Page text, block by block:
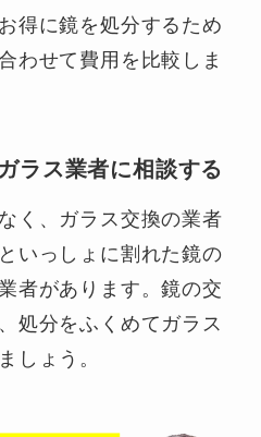
得に鏡を処分するため
わせて費用を比較しま
ラス業者に相談する
く、ガラス交換の業者
いっしょに割れた鏡の
者があります。鏡の交
処分をふくめてガラス
しょう。